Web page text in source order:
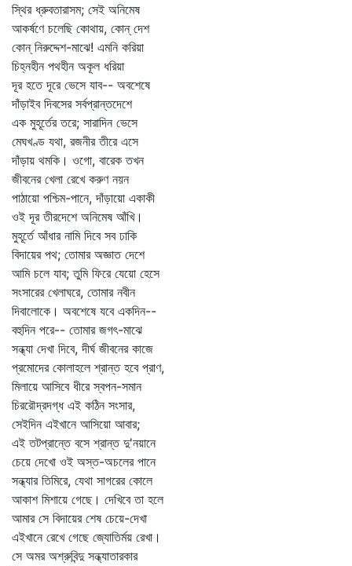
স্থির ধ্রুবতারাসম; সেই অনিমেষ
আকর্ষণে চলেছি কোথায়, কোন্‌ দেশ
কোন্‌ নিরুদ্দেশ-মাঝে! এমনি করিয়া
চিহ্নহীন পথহীন অকূল ধরিয়া
দূর হতে দূরে ভেসে যাব-- অবশেষে
দাঁড়াইব দিবসের সর্বপ্রান্তদেশে
এক মুহূর্তের তরে; সারাদিন ভেসে
মেঘখণ্ড যথা, রজনীর তীরে এসে
দাঁড়ায় থমকি। ওগো, বারেক তখন
জীবনের খেলা রেখে করুণ নয়ন
পাঠায়ো পশ্চিম-পানে, দাঁড়ায়ো একাকী
ওই দূর তীরদেশে অনিমেষ আঁখি।
মুহূর্তে আঁধার নামি দিবে সব ঢাকি
বিদায়ের পথ; তোমার অজ্ঞাত দেশে
আমি চলে যাব; তুমি ফিরে যেয়ো হেসে
সংসারের খেলাঘরে, তোমার নবীন
দিবালোকে। অবশেষে যবে একদিন--
বহুদিন পরে-- তোমার জগৎ-মাঝে
সন্ধ্যা দেখা দিবে, দীর্ঘ জীবনের কাজে
প্রমোদের কোলাহলে শ্রান্ত হবে প্রাণ,
মিলায়ে আসিবে ধীরে স্বপন-সমান
চিররৌদ্রদগ্ধ এই কঠিন সংসার,
সেইদিন এইখানে আসিয়ো আবার;
এই তটপ্রান্তে বসে শ্রান্ত দু'নয়ানে
চেয়ে দেখো ওই অস্ত-অচলের পানে
সন্ধ্যার তিমিরে, যেথা সাগরের কোলে
আকাশ মিশায়ে গেছে। দেখিবে তা হলে
আমার সে বিদায়ের শেষ চেয়ে-দেখা
এইখানে রেখে গেছে জ্যোতির্ময় রেখা।
সে অমর অশ্রুবিন্দু সন্ধ্যাতারকার